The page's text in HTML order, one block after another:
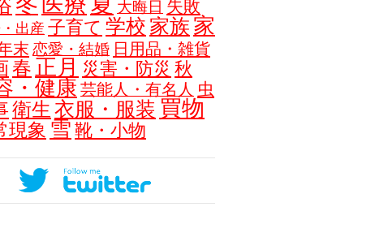
大晦日 失敗
出産 子育て 学校 家族 家
末 恋愛・結婚 日用品・雑貨
春 正月 災害・防災 秋
・健康 芸能人・有名人 虫
衛生 衣服・服装 買物
現象 雪 靴・小物